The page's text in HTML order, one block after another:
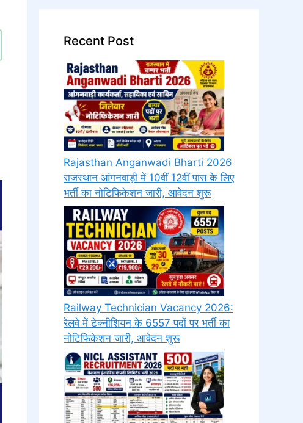
Recent Post
Rajasthan Anganwadi Bharti 2026
राजस्थान आंगनवाड़ी में 10वीं 12वीं पास के लिए
भर्ती का नोटिफिकेशन जारी, आवेदन शुरू
Railway Technician Vacancy 2026:
रेलवे में टेक्नीशियन के 6557 पदों पर भर्ती का
नोटिफिकेशन जारी, आवेदन शुरू